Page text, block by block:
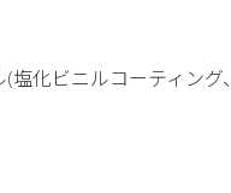
塩化ビニルコーティン